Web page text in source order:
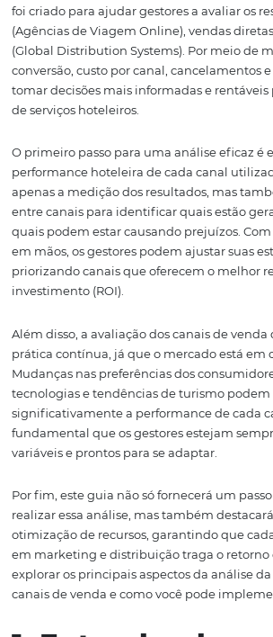
Nos dias de hoje, a gestão eficiente
essencial para o sucesso de
indústria hoteleira. A análise de
venda oferece uma visão clara sobre
funcionando e onde há espaço para
(Agências de Viagem Online),
(Global Distribution Systems). Por
conversão, custo por canal,
tomar decisões mais informadas e
de serviços hoteleiros.
O primeiro passo para uma análise
apenas a medição dos resultados,
entre canais para identificar quais
quais podem estar causando
em mãos, os gestores podem ajustar
priorizando canais que oferecem o
investimento (ROI).
Além disso, a avaliação dos canais
prática contínua, já que o mercado
Mudanças nas preferências dos
tecnologias e tendências de turismo
significativamente a performance de